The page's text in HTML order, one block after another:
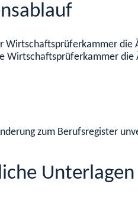
Wirtschaftsprüferkammer
Wirtschaftsprüferkammer die
zum Berufsregister
Unterlagen